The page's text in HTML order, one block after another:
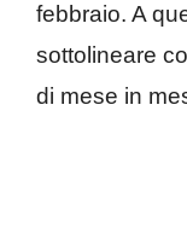
febbraio. A
sottolineare
di mese in